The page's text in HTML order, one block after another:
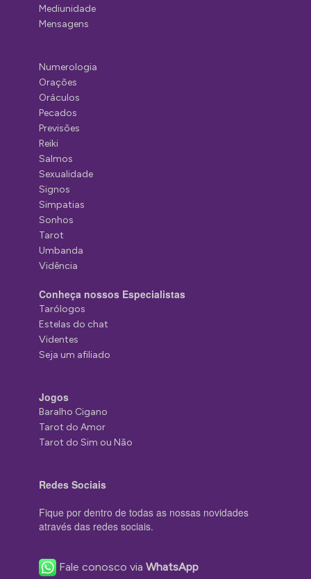
Mediunidade
Mensagens
Numerologia
Orações
Oráculos
Pecados
Previsões
Reiki
Salmos
Sexualidade
Signos
Simpatias
Sonhos
Tarot
Umbanda
Vidência
Conheça nossos Especialistas
Tarólogos
Estelas do chat
Videntes
Seja um afiliado
Jogos
Baralho Cigano
Tarot do Amor
Tarot do Sim ou Não
Redes Sociais
Fique por dentro de todas as nossas novidades
através das redes sociais.
Fale conosco viaWhatsApp